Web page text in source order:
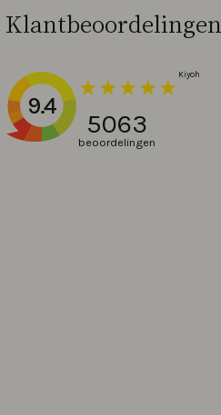
Klantbeoordelingen
9.4
5063
beoordelingen